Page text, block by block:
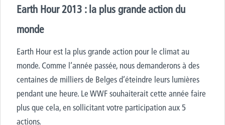
Earth Hour 2013 : la plus grande action du
monde
Earth Hour est la plus grande action pour le climat au
monde. Comme l’année passée, nous demanderons à des
centaines de milliers de Belges d’éteindre leurs lumières
pendant une heure. Le WWF souhaiterait cette année faire
plus que cela, en sollicitant votre participation aux 5
actions.